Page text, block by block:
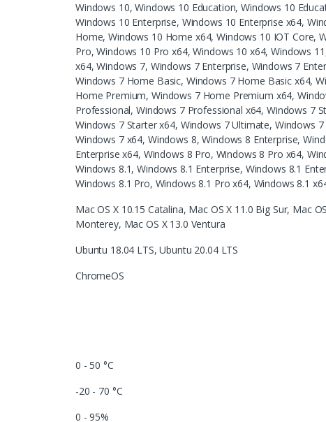
Windows 10, Windows 10 Education, Windows 10
Windows 10 Enterprise, Windows 10 Enterprise x64,
Home, Windows 10 Home x64, Windows 10 IOT Core,
Pro, Windows 10 Pro x64, Windows 10 x64, Windows
x64, Windows 7, Windows 7 Enterprise, Windows 7
Windows 7 Home Basic, Windows 7 Home Basic x64,
Home Premium, Windows 7 Home Premium x64,
Professional, Windows 7 Professional x64, Windows 7
Windows 7 Starter x64, Windows 7 Ultimate, Windows
Windows 7 x64, Windows 8, Windows 8 Enterprise,
Enterprise x64, Windows 8 Pro, Windows 8 Pro x64,
Windows 8.1, Windows 8.1 Enterprise, Windows 8.1
Windows 8.1 Pro, Windows 8.1 Pro x64, Windows 8.1
Mac OS X 10.15 Catalina, Mac OS X 11.0 Big Sur, Mac
Monterey, Mac OS X 13.0 Ventura
Ubuntu 18.04 LTS, Ubuntu 20.04 LTS
ChromeOS
0 - 50 °C
-20 - 70 °C
0 - 95%